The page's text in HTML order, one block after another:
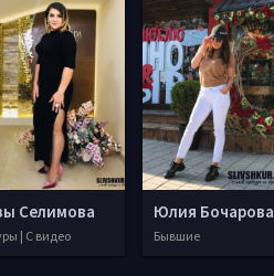
Селимова
| С видео
Юлия Бочарова
Бывшие